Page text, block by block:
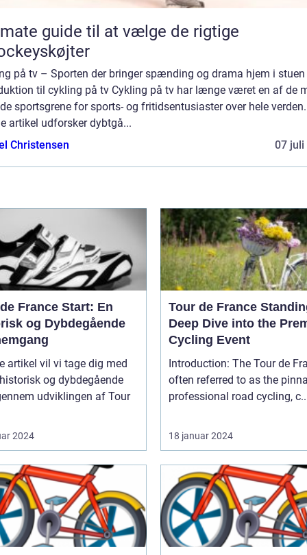
guide til at vælge de rigtige
på tv – Sporten der bringer spænding og drama hjem i stuen
til cykling på tv Cykling på tv har længe været en af de
sportsgrene for sports- og fritidsentusiaster over hele verden.
artikel udforsker dybtgå...
Christensen
07 juli
France Start: En
og Dybdegående
artikel vil vi tage dig med
og dybdegående
udviklingen af Tour
2024
Tour de France
Deep Dive into the
Cycling Event
Introduction: The Tour de France,
often referred to as the
professional road cycling,
18 januar 2024